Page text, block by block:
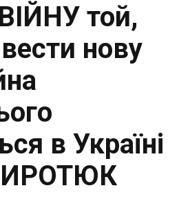
той,
нову
в Україні